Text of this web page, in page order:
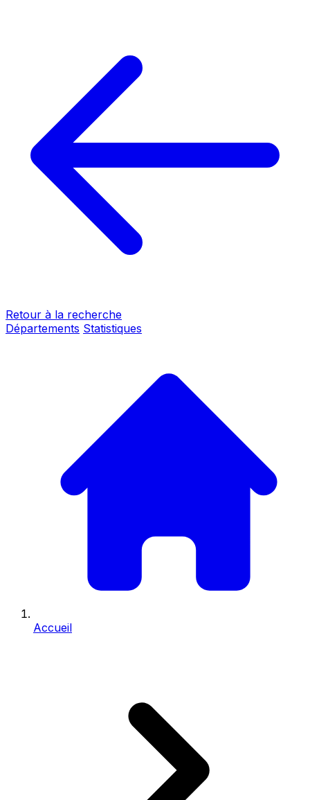
Retour à la recherche
Départements Statistiques
Accueil